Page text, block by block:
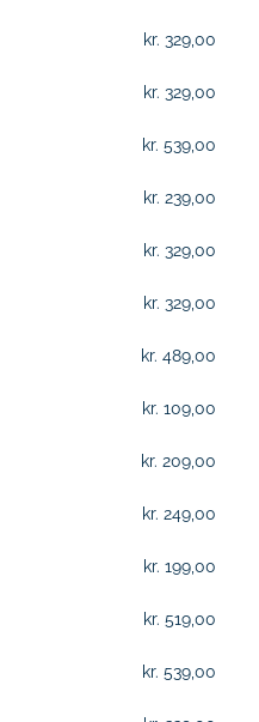
kr. 329,00
kr. 329,00
kr. 539,00
kr. 239,00
kr. 329,00
kr. 329,00
kr. 489,00
kr. 109,00
kr. 209,00
kr. 249,00
kr. 199,00
kr. 519,00
kr. 539,00